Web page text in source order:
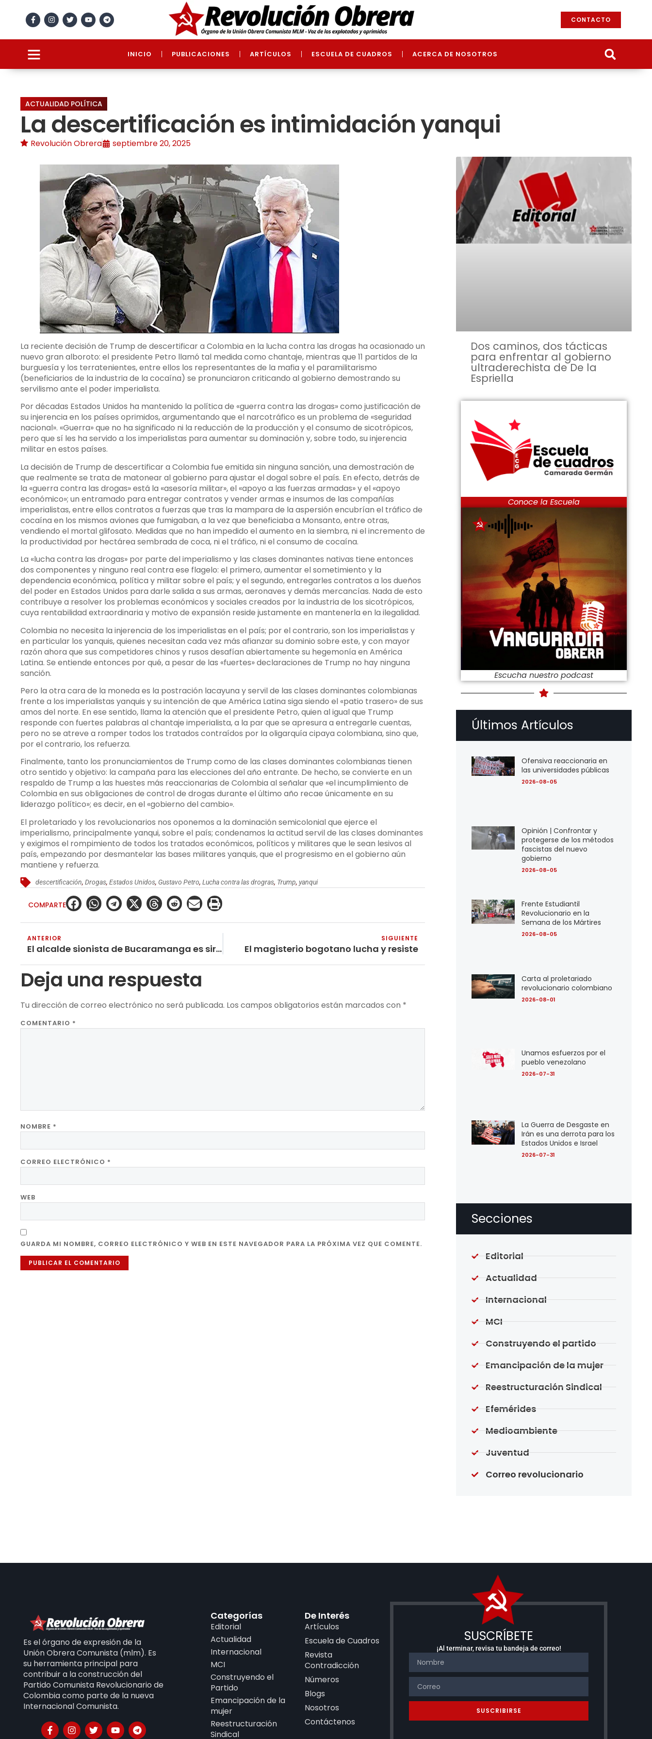
CONTACTO
INICIO PUBLICACIONES ARTÍCULOS ESCUELA DE CUADROS ACERCA DE NOSOTROS
ACTUALIDAD POLÍTICA
La descertificación es intimidación yanqui
Revolución Obrera septiembre 20, 2025
La reciente decisión de Trump de descertificar a Colombia en la lucha contra las drogas ha ocasionado un
nuevo gran alboroto: el presidente Petro llamó tal medida como chantaje, mientras que 11 partidos de la
burguesía y los terratenientes, entre ellos los representantes de la mafia y el paramilitarismo
(beneficiarios de la industria de la cocaína) se pronunciaron criticando al gobierno demostrando su
servilismo ante el poder imperialista.
Por décadas Estados Unidos ha mantenido la política de «guerra contra las drogas» como justificación de
su injerencia en los países oprimidos, argumentando que el narcotráfico es un problema de «seguridad
nacional». «Guerra» que no ha significado ni la reducción de la producción y el consumo de sicotrópicos,
pero que sí les ha servido a los imperialistas para aumentar su dominación y, sobre todo, su injerencia
militar en estos países.
La decisión de Trump de descertificar a Colombia fue emitida sin ninguna sanción, una demostración de
que realmente se trata de matonear al gobierno para ajustar el dogal sobre el país. En efecto, detrás de
la «guerra contra las drogas» está la «asesoría militar», el «apoyo a las fuerzas armadas» y el «apoyo
económico»; un entramado para entregar contratos y vender armas e insumos de las compañías
imperialistas, entre ellos contratos a fuerzas que tras la mampara de la aspersión encubrían el tráfico de
cocaína en los mismos aviones que fumigaban, a la vez que beneficiaba a Monsanto, entre otras,
vendiendo el mortal glifosato. Medidas que no han impedido el aumento en la siembra, ni el incremento de
la productividad por hectárea sembrada de coca, ni el tráfico, ni el consumo de cocaína.
La «lucha contra las drogas» por parte del imperialismo y las clases dominantes nativas tiene entonces
dos componentes y ninguno real contra ese flagelo: el primero, aumentar el sometimiento y la
dependencia económica, política y militar sobre el país; y el segundo, entregarles contratos a los dueños
del poder en Estados Unidos para darle salida a sus armas, aeronaves y demás mercancías. Nada de esto
contribuye a resolver los problemas económicos y sociales creados por la industria de los sicotrópicos,
cuya rentabilidad extraordinaria y motivo de expansión reside justamente en mantenerla en la ilegalidad.
Colombia no necesita la injerencia de los imperialistas en el país; por el contrario, son los imperialistas y
en particular los yanquis, quienes necesitan cada vez más afianzar su dominio sobre este, y con mayor
razón ahora que sus competidores chinos y rusos desafían abiertamente su hegemonía en América
Latina. Se entiende entonces por qué, a pesar de las «fuertes» declaraciones de Trump no hay ninguna
sanción.
Pero la otra cara de la moneda es la postración lacayuna y servil de las clases dominantes colombianas
frente a los imperialistas yanquis y su intención de que América Latina siga siendo el «patio trasero» de sus
amos del norte. En ese sentido, llama la atención que el presidente Petro, quien al igual que Trump
responde con fuertes palabras al chantaje imperialista, a la par que se apresura a entregarle cuentas,
pero no se atreve a romper todos los tratados contraídos por la oligarquía cipaya colombiana, sino que,
por el contrario, los refuerza.
Finalmente, tanto los pronunciamientos de Trump como de las clases dominantes colombianas tienen
otro sentido y objetivo: la campaña para las elecciones del año entrante. De hecho, se convierte en un
respaldo de Trump a las huestes más reaccionarias de Colombia al señalar que «el incumplimiento de
Colombia en sus obligaciones de control de drogas durante el último año recae únicamente en su
liderazgo político»; es decir, en el «gobierno del cambio».
El proletariado y los revolucionarios nos oponemos a la dominación semicolonial que ejerce el
imperialismo, principalmente yanqui, sobre el país; condenamos la actitud servil de las clases dominantes
y exigimos el rompimiento de todos los tratados económicos, políticos y militares que le sean lesivos al
país, empezando por desmantelar las bases militares yanquis, que el progresismo en el gobierno aún
mantiene y refuerza.
descertificación,Drogas,Estados Unidos, Gustavo Petro,Lucha contra las drogras, Trump,yanqui
COMPARTE
ANTERIOR
El alcalde sionista de Bucaramanga es sirviente de los genocidas
SIGUIENTE
El magisterio bogotano lucha y resiste
Deja una respuesta
Tu dirección de correo electrónico no será publicada. Los campos obligatorios están marcados con *
COMENTARIO *
NOMBRE *
CORREO ELECTRÓNICO *
WEB
GUARDA MI NOMBRE, CORREO ELECTRÓNICO Y WEB EN ESTE NAVEGADOR PARA LA PRÓXIMA VEZ QUE COMENTE.
Dos caminos, dos tácticas
para enfrentar al gobierno
ultraderechista de De la
Espriella
Conoce la Escuela
Escucha nuestro podcast
Últimos Artículos
Ofensiva reaccionaria en
las universidades públicas
2026-08-05
Opinión | Confrontar y
protegerse de los métodos
fascistas del nuevo
gobierno
2026-08-05
Frente Estudiantil
Revolucionario en la
Semana de los Mártires
2026-08-05
Carta al proletariado
revolucionario colombiano
2026-08-01
Unamos esfuerzos por el
pueblo venezolano
2026-07-31
La Guerra de Desgaste en
Irán es una derrota para los
Estados Unidos e Israel
2026-07-31
Secciones
Editorial
Actualidad
Internacional
MCI
Construyendo el partido
Emancipación de la mujer
Reestructuración Sindical
Efemérides
Medioambiente
Juventud
Correo revolucionario
Es el órgano de expresión de la
Unión Obrera Comunista (mlm). Es
su herramienta principal para
contribuir a la construcción del
Partido Comunista Revolucionario de
Colombia como parte de la nueva
Internacional Comunista.
Categorías
Editorial
Actualidad
Internacional
MCI
Construyendo el
Partido
Emancipación de la
mujer
Reestructuración
Sindical
De Interés
Artículos
Escuela de Cuadros
Revista
Contradicción
Números
Blogs
Nosotros
Contáctenos
SUSCRÍBETE
¡Al terminar, revisa tu bandeja de correo!
SUSCRIBIRSE